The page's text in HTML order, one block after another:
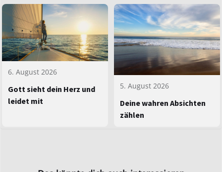
6. August 2026
Gott sieht dein Herz und
leidet mit
5. August 2026
Deine wahren Absichten
zählen